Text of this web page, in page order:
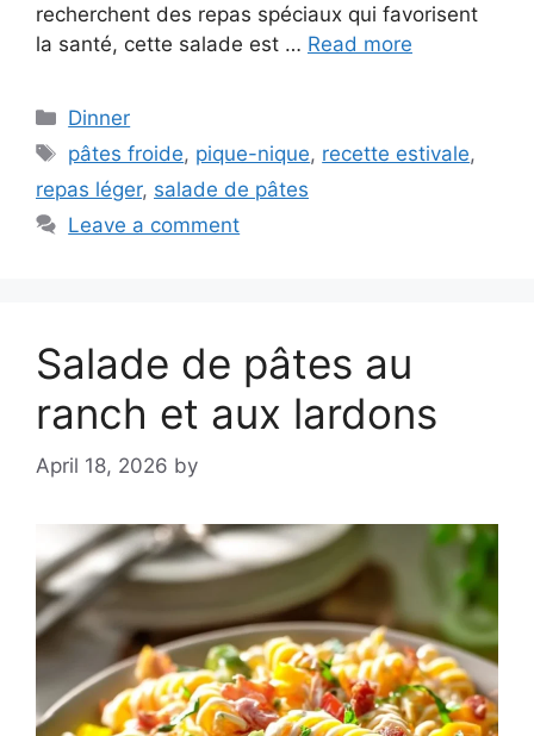
recherchent des repas spéciaux qui favorisent
la santé, cette salade est … Read more
Categories
Dinner
Tags
pâtes froide, pique-nique, recette estivale,
repas léger, salade de pâtes
Leave a comment
Salade de pâtes au
ranch et aux lardons
April 18, 2026 by